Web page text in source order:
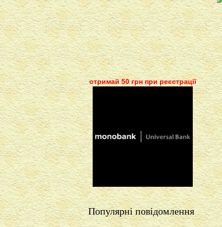
отримай 50 грн при реєстрації
Популярні повідомлення